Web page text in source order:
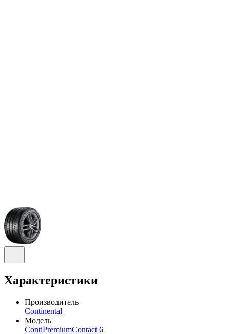
Характеристики
Производитель
Continental
Модель
ContiPremiumContact 6